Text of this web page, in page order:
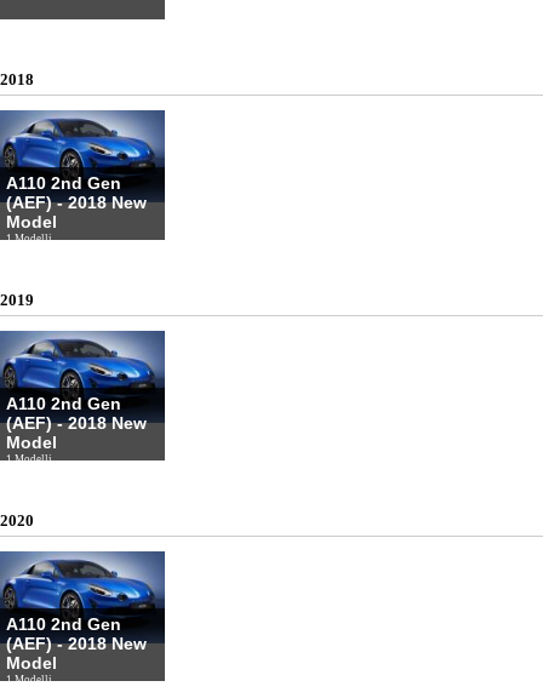
2018
A110 2nd Gen
(AEF) - 2018 New
Model
1 Modelli
2019
A110 2nd Gen
(AEF) - 2018 New
Model
1 Modelli
2020
A110 2nd Gen
(AEF) - 2018 New
Model
1 Modelli